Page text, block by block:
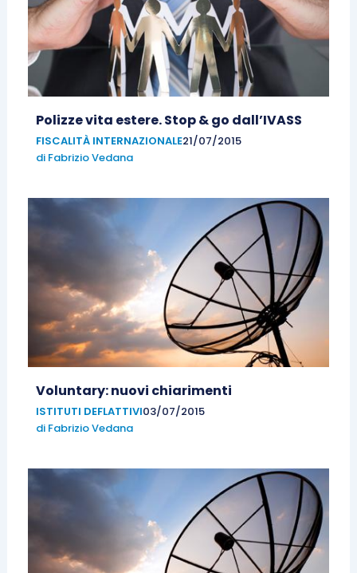
Polizze vita estere. Stop & go dall’IVASS
FISCALITÀ INTERNAZIONALE21/07/2015
di Fabrizio Vedana
Voluntary: nuovi chiarimenti
ISTITUTI DEFLATTIVI03/07/2015
di Fabrizio Vedana